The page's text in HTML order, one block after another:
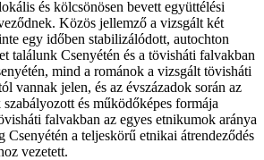
és kölcsönösen bevett együttélési
Közös jellemző a vizsgált két
egy időben stabilizálódott, autochton
találunk Csenyétén és a tövisháti falvakban
mind a románok a vizsgált tövisháti
vannak jelen, és az évszázadok során az
és működőképes formája
falvakban az egyes etnikumok aránya
Csenyétén a teljeskörű etnikai átrendeződés
vezetett.